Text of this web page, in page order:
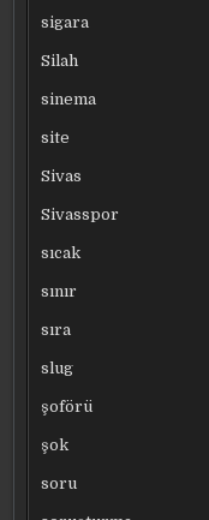
sigara
Silah
sinema
site
Sivas
Sivasspor
sıcak
sınır
sıra
slug
şoförü
şok
soru